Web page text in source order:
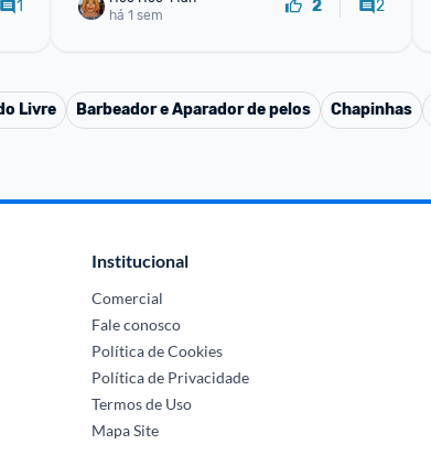
1
há 1 sem
2 2
Livre Barbeador e Aparador de pelos Chapinhas
Institucional
Comercial
Fale conosco
Política de Cookies
Política de Privacidade
Termos de Uso
Mapa Site